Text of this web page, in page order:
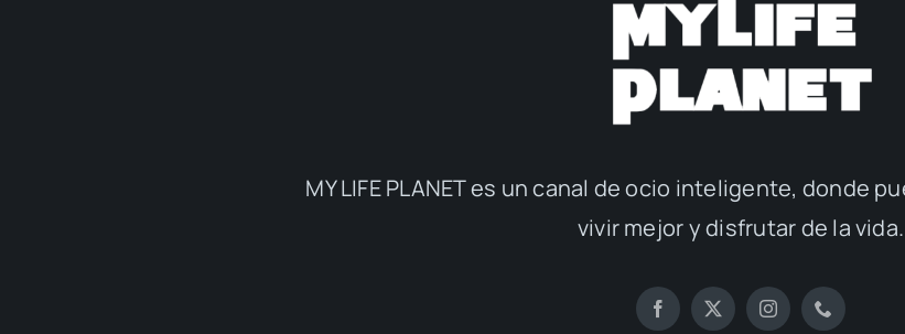
MY LIFE PLANET es un canal de ocio inteligente, donde
vivir mejor y disfrutar de la vida.